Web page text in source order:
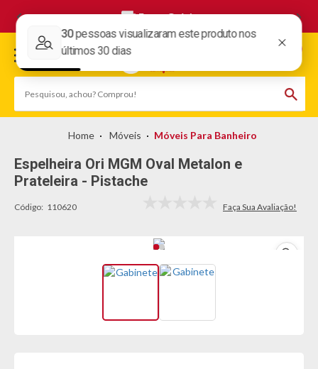
Frete Grátis
Móveis Móveis Para Banheiro
Espelheira Ori MGM Oval Metalon e
Prateleira - Pistache
Código: 110620